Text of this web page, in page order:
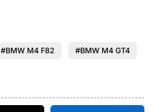
#BMW M4 F82 #BMW M4 GT4